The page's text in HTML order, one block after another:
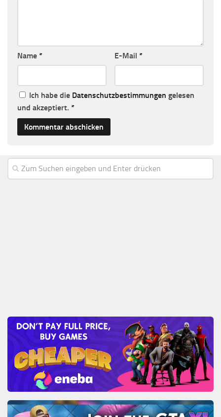
Name * E-Mail *
Ich habe die Datenschutzbestimmungen gelesen
und akzeptiert. *